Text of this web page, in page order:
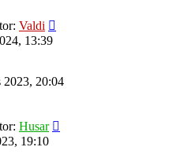
Valdi
13:39
2023, 20:04
Husar
19:10